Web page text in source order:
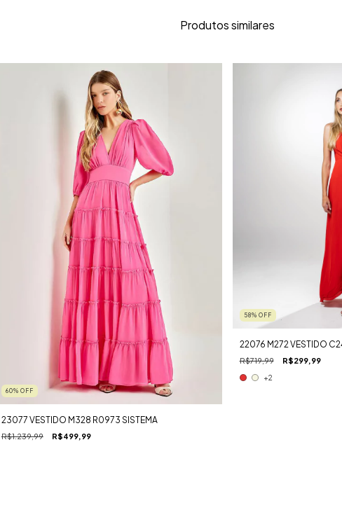
Produtos similares
60% OFF
23077 VESTIDO M328 R0973 SISTEMA
R$1.239,99 R$499,99
58% OFF
22076 M272 VESTIDO
R$719,99 R$299,99
+2